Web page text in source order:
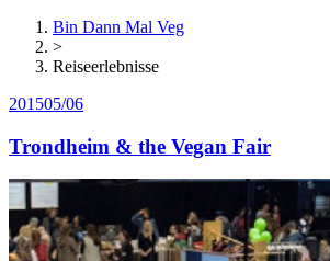
Bin Dann Mal Veg
>
Reiseerlebnisse
201505/06
Trondheim & the Vegan Fair